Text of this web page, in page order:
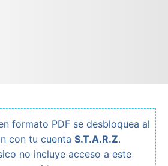
formato PDF se desbloquea al
con tu cuenta S.T.A.R.Z.
no incluye acceso a este